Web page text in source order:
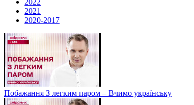
2021
2020-2017
Побажання З легким паром – Вчимо українську